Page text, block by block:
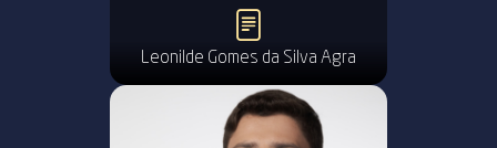
Leonilde Gomes da Silva Agra